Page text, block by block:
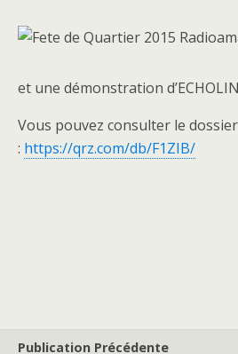
et une démonstration
Vous pouvez consulter le
: https://qrz.com/db/F1ZIB/
Publication Précédente